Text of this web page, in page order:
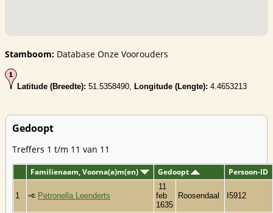
Stamboom: Database Onze Voorouders
Latitude (Breedte): 51.5358490, Longitude (Lengte): 4.4653213
Gedoopt
Treffers 1 t/m 11 van 11
Familienaam, Voorna(a)m(en) Gedoopt Persoon-ID
1 Petronella Leenderts
11
feb
1635
Roosendaal I5912